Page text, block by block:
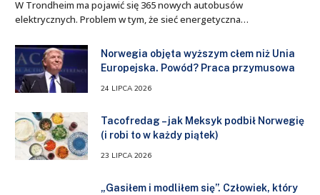
W Trondheim ma pojawić się 365 nowych autobusów
elektrycznych. Problem w tym, że sieć energetyczna…
Norwegia objęta wyższym cłem niż Unia
Europejska. Powód? Praca przymusowa
24 LIPCA 2026
Tacofredag – jak Meksyk podbił Norwegię
(i robi to w każdy piątek)
23 LIPCA 2026
„Gasiłem i modliłem się”. Człowiek, który